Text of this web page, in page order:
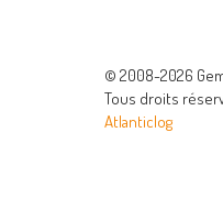
© 2008-2026
Tous droits
Atlanticlog